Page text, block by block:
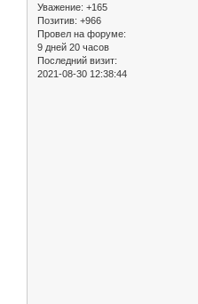
Уважение: +165
Позитив: +966
Провел на форуме:
9 дней 20 часов
Последний визит:
2021-08-30 12:38:44